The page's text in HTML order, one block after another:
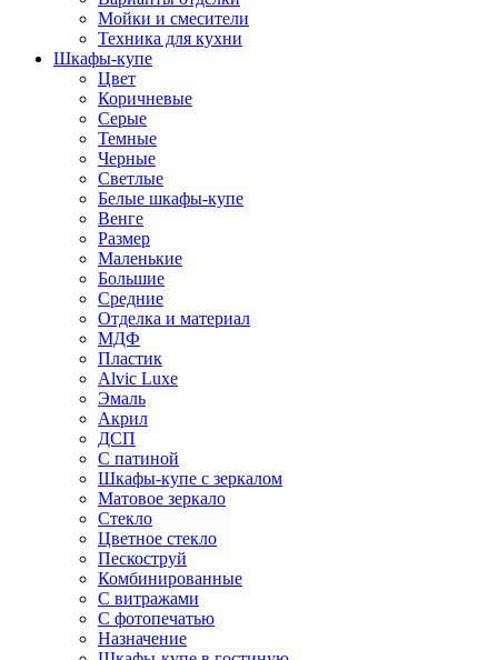
Мойки и смесители
Техника для кухни
Шкафы-купе
Цвет
Коричневые
Серые
Темные
Черные
Светлые
Белые шкафы-купе
Венге
Размер
Маленькие
Большие
Средние
Отделка и материал
МДФ
Пластик
Alvic Luxe
Эмаль
Акрил
ДСП
С патиной
Шкафы-купе с зеркалом
Матовое зеркало
Стекло
Цветное стекло
Пескоструй
Комбинированные
С витражами
С фотопечатью
Назначение